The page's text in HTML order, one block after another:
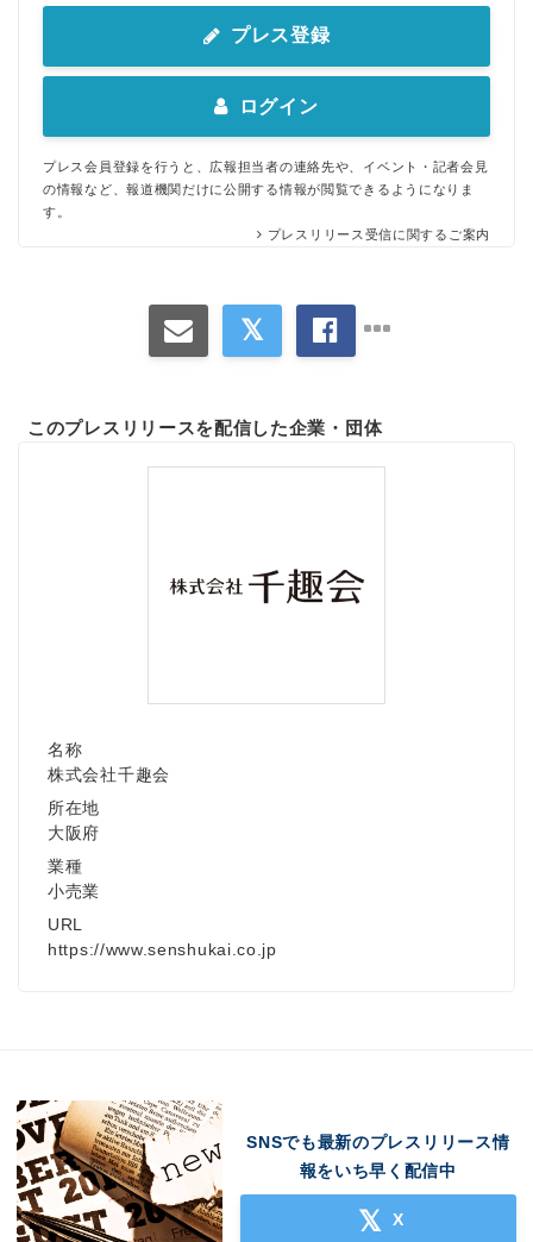
プレス登録
ログイン
プレス会員登録を行うと、広報担当者の連絡先や、イベント・記者会見
の情報など、報道機関だけに公開する情報が閲覧できるようになりま
す。
プレスリリース受信に関するご案内
このプレスリリースを配信した企業・団体
名称
株式会社千趣会
所在地
大阪府
業種
小売業
URL
https://www.senshukai.co.jp
SNSでも最新のプレスリリース情
報をいち早く配信中
X